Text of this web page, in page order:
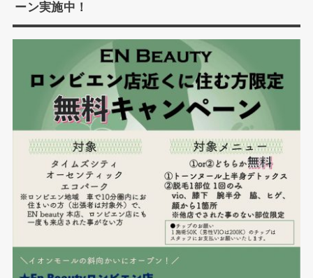
ーン実施中！